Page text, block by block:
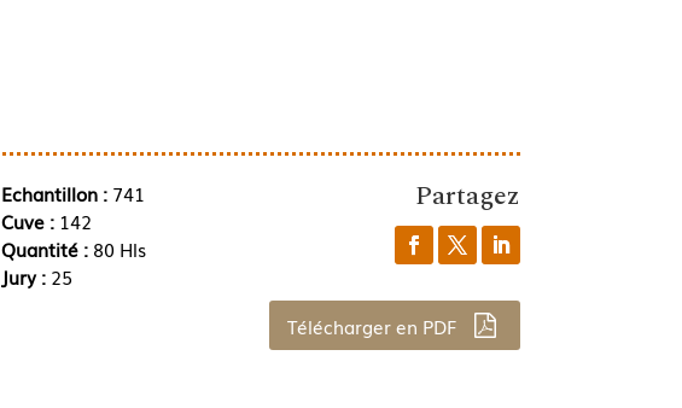
Echantillon :741
Cuve : 142
Quantité : 80 Hls
Jury : 25
Partagez
Télécharger en PDF